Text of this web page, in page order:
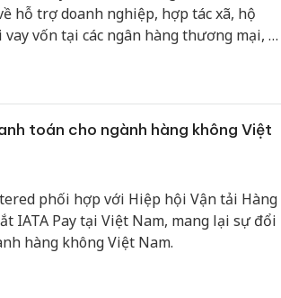
hỗ trợ doanh nghiệp, hợp tác xã, hộ
vốn tại các ngân hàng thương mại, do
toán cho ngành hàng không Việt
phối hợp với Hiệp hội Vận tải Hàng
IATA Pay tại Việt Nam, mang lại sự đổi
hàng không Việt Nam.